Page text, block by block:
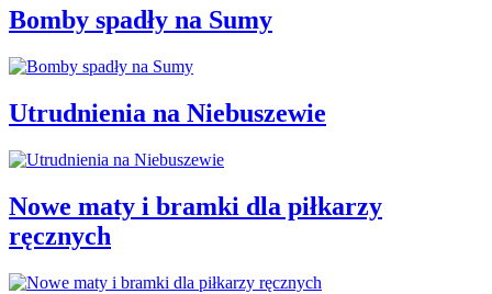
Bomby spadły na Sumy
Utrudnienia na Niebuszewie
Nowe maty i bramki dla piłkarzy
ręcznych